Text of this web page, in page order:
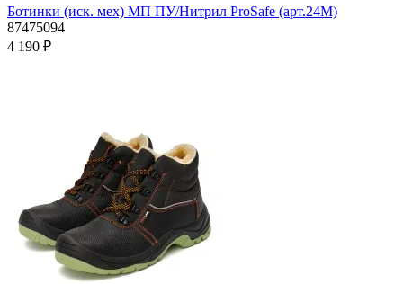
Ботинки (иск. мех) МП ПУ/Нитрил ProSafe (арт.24М)
87475094
4 190 ₽